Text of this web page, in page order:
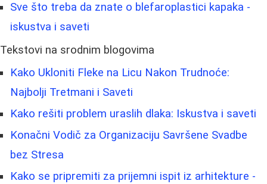
Sve što treba da znate o blefaroplastici kapaka -
iskustva i saveti
Tekstovi na srodnim blogovima
Kako Ukloniti Fleke na Licu Nakon Trudnoće:
Najbolji Tretmani i Saveti
Kako rešiti problem uraslih dlaka: Iskustva i saveti
Konačni Vodič za Organizaciju Savršene Svadbe
bez Stresa
Kako se pripremiti za prijemni ispit iz arhitekture -